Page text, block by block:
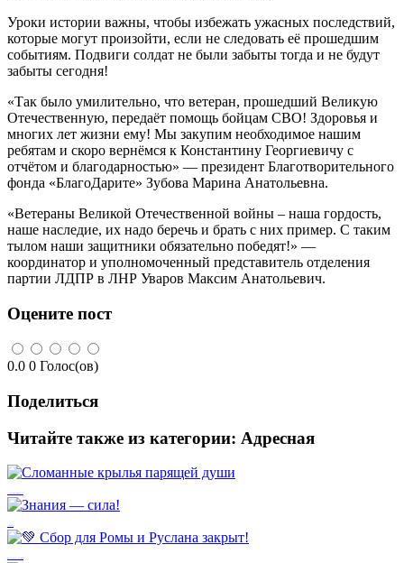
Уроки истории важны, чтобы избежать ужасных последствий,
которые могут произойти, если не следовать её прошедшим
событиям. Подвиги солдат не были забыты тогда и не будут
забыты сегодня!
«Так было умилительно, что ветеран, прошедший Великую
Отечественную, передаёт помощь бойцам СВО! Здоровья и
многих лет жизни ему! Мы закупим необходимое нашим
ребятам и скоро вернёмся к Константину Георгиевичу с
отчётом и благодарностью» — президент Благотворительного
фонда «БлагоДарите» Зубова Марина Анатольевна.
«Ветераны Великой Отечественной войны – наша гордость,
наше наследие, их надо беречь и брать с них пример. С таким
тылом наши защитники обязательно победят!» —
координатор и уполномоченный представитель отделения
партии ЛДПР в ЛНР Уваров Максим Анатольевич.
Оцените пост
0.0 0 Голос(ов)
Поделиться
Читайте также из категории: Адресная